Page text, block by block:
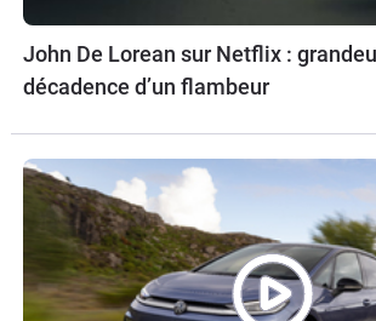
John De Lorean sur Netflix :
décadence d’un flambeur